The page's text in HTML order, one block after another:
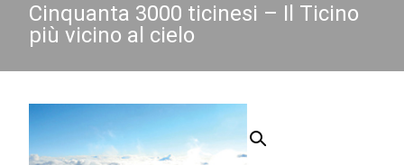
Cinquanta 3000 ticinesi – Il Ticino
più vicino al cielo